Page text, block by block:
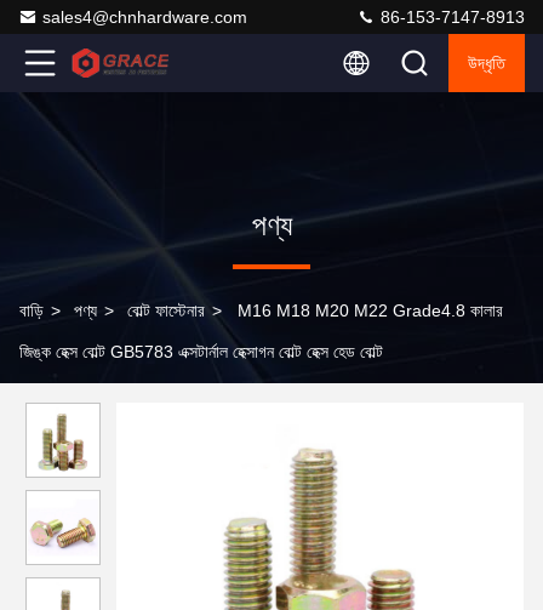
sales4@chnhardware.com 86-153-7147-8913
উদ্ধৃতি
পণ্য
বাড়ি > পণ্য > বোল্ট ফাস্টেনার > M16 M18 M20 M22 Grade4.8 কালার
জিঙ্ক হেক্স বোল্ট GB5783 এক্সটার্নাল হেক্সাগন বোল্ট হেক্স হেড বোল্ট